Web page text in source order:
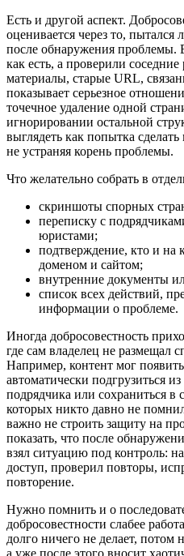
Есть и другой аспект.
оценивается через то, пытался
после обнаружения проблемы.
как есть, а проверили
материалы, старые URL,
показывает серьезное
точечное удаление одной
игнорировании остальной
выглядеть как попытка
не устраняя корень проблемы.
Что желательно собрать в
скриншоты спорных
переписку с
юристами;
подтверждение, кто и на
доменом и сайтом;
внутренние документы
список всех действий,
информации о проблеме.
Иногда добросовестность
где сам владелец не размещал
Например, контент мог
автоматически подгрузиться
подрядчика или сохраниться в
которых никто давно не
важно не строить защиту на
показать, что после
взял ситуацию под контроль:
доступ, проверил повторы,
повторение.
Нужно помнить и о
добросовестности слабее
долго ничего не делает, потом
а уже после этого вносит